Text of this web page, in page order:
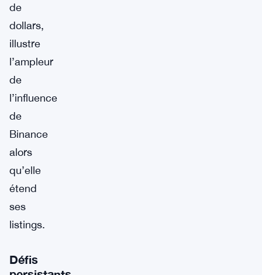
de
dollars,
illustre
l’ampleur
de
l’influence
de
Binance
alors
qu’elle
étend
ses
listings.
Défis